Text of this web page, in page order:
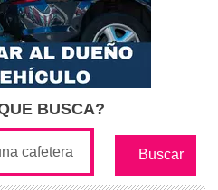
BUSCA?